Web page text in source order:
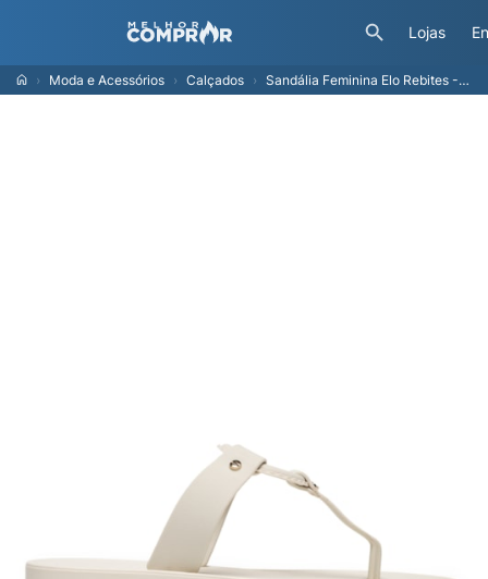
Lojas
Moda e Acessórios Calçados Sandália Feminina Elo Rebites - Branco